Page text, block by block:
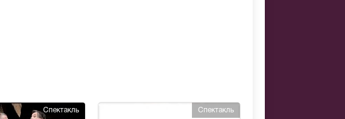
Спектакль Спектакль